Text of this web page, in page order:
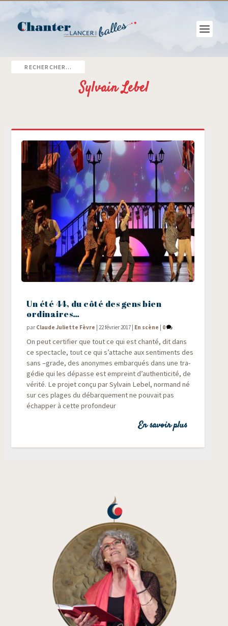
Sylvain Lebel
Un été 44, du côté des gens bien
ordinaires…
par Claude Juliette Fèvre |22 février 2017 | En scène | 0
On peut cer­ti­fier que tout ce qui est chan­té, dit dans
ce spec­tacle, tout ce qui s’attache aux sen­ti­ments des
sans –grade, des ano­nymes embar­qués dans une tra­
gé­die qui les dépasse est empreint d’authenticité, de
véri­té. Le pro­jet conçu par Syl­vain Lebel, nor­mand né
sur ces plages du débar­que­ment ne pou­vait pas
échap­per à cette profondeur
En savoir plus